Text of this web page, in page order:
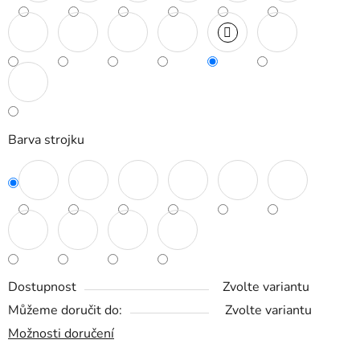
Barva strojku
Dostupnost
Zvolte variantu
Můžeme doručit do:
Zvolte variantu
Možnosti doručení